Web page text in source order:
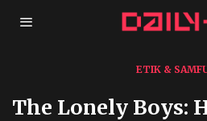
ETIK &
The Lonely Boys: